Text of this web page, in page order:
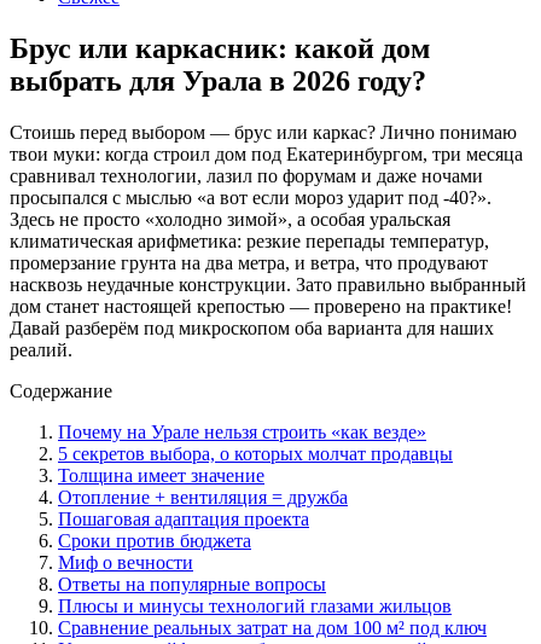
Брус или каркасник: какой дом
выбрать для Урала в 2026 году?
Стоишь перед выбором — брус или каркас? Лично понимаю
твои муки: когда строил дом под Екатеринбургом, три месяца
сравнивал технологии, лазил по форумам и даже ночами
просыпался с мыслью «а вот если мороз ударит под -40?».
Здесь не просто «холодно зимой», а особая уральская
климатическая арифметика: резкие перепады температур,
промерзание грунта на два метра, и ветра, что продувают
насквозь неудачные конструкции. Зато правильно выбранный
дом станет настоящей крепостью — проверено на практике!
Давай разберём под микроскопом оба варианта для наших
реалий.
Содержание
Почему на Урале нельзя строить «как везде»
5 секретов выбора, о которых молчат продавцы
Толщина имеет значение
Отопление + вентиляция = дружба
Пошаговая адаптация проекта
Сроки против бюджета
Миф о вечности
Ответы на популярные вопросы
Плюсы и минусы технологий глазами жильцов
Сравнение реальных затрат на дом 100 м² под ключ